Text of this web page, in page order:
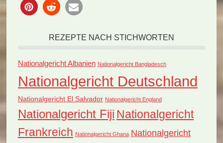
REZEPTE NACH STICHWORTEN
Nationalgericht Albanien Nationalgericht Bangladesch
Nationalgericht Deutschland
Nationalgericht El Salvador Nationalgericht England
Nationalgericht Fiji Nationalgericht
Frankreich Nationalgericht Ghana Nationalgericht